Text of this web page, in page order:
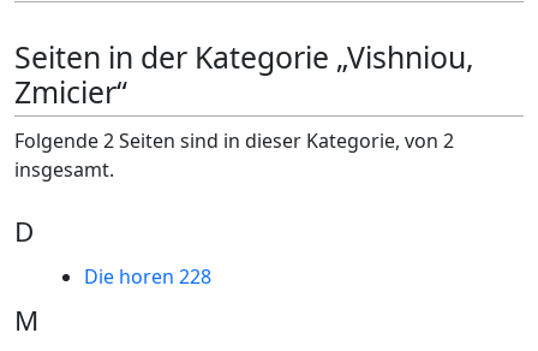
Seiten in der Kategorie „Vishniou,
Zmicier“
Folgende 2 Seiten sind in dieser Kategorie, von 2
insgesamt.
D
Die horen 228
M